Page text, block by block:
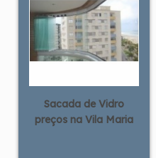
Sacada de Vidro
preços na Vila Maria